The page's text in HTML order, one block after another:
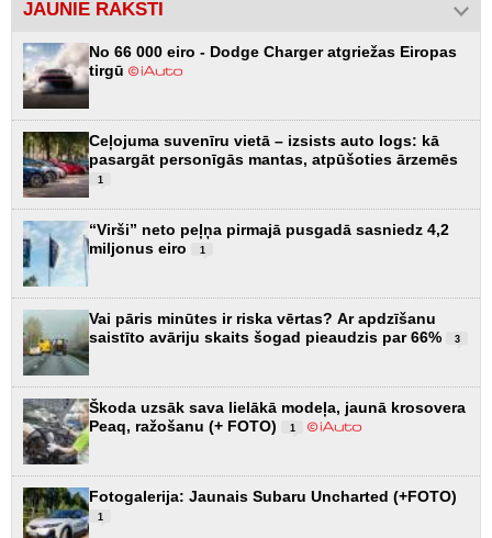
JAUNIE RAKSTI
No 66 000 eiro - Dodge Charger atgriežas Eiropas
tirgū
Ceļojuma suvenīru vietā – izsists auto logs: kā
pasargāt personīgās mantas, atpūšoties ārzemēs
1
“Virši” neto peļņa pirmajā pusgadā sasniedz 4,2
miljonus eiro
1
Vai pāris minūtes ir riska vērtas? Ar apdzīšanu
saistīto avāriju skaits šogad pieaudzis par 66%
3
Škoda uzsāk sava lielākā modeļa, jaunā krosovera
Peaq, ražošanu (+ FOTO)
1
Fotogalerija: Jaunais Subaru Uncharted (+FOTO)
1